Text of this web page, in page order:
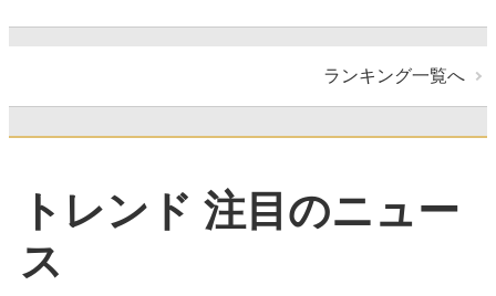
ランキング一覧へ
トレンド 注目のニュー
ス